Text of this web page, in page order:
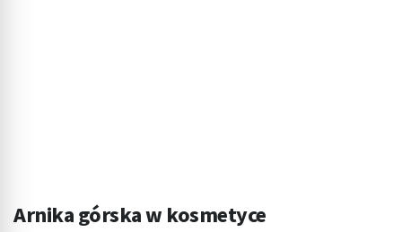
Arnika górska w kosmetyce
Pomiar efektywności treści